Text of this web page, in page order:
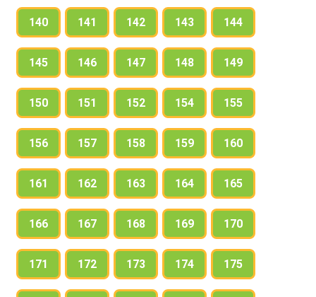
140 141 142 143 144
145 146 147 148 149
150 151 152 154 155
156 157 158 159 160
161 162 163 164 165
166 167 168 169 170
171 172 173 174 175